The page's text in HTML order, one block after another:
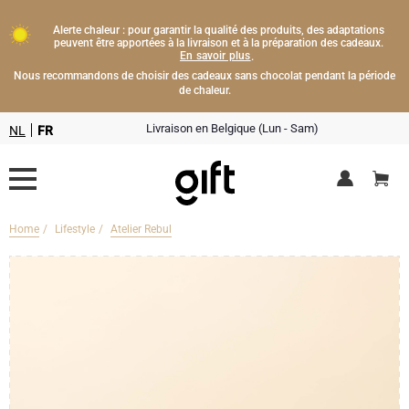
Alerte chaleur : pour garantir la qualité des produits, des adaptations
peuvent être apportées à la livraison et à la préparation des cadeaux.
En savoir plus.
Nous recommandons de choisir des cadeaux sans chocolat pendant la période
de chaleur.
Livraison en Belgique (Lun - Sam)
NL FR
Livraison fleurs
Boissons
Cadeaux champagne
Bouteille de Champagne
Chocolat
Type de cadeau
Lifestyle
Home Lifestyle Atelier Rebul